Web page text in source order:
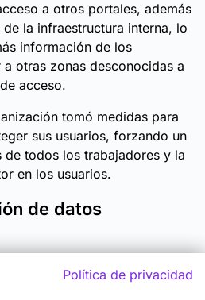
a otros portales, además
la infraestructura interna, lo
información de los
otras zonas desconocidas a
acceso.
tomó medidas para
sus usuarios, forzando un
de todos los trabajadores y la
en los usuarios.
de datos
se descubrió que
una serie de
Política de privacidad